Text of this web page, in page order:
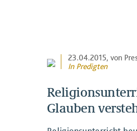
23.04.2015, von
In Predigten
Glauben